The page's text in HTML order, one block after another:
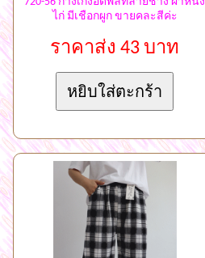
ไก่ มีเชือกผูก ขายคละสีค่ะ
ราคาส่ง 43 บาท